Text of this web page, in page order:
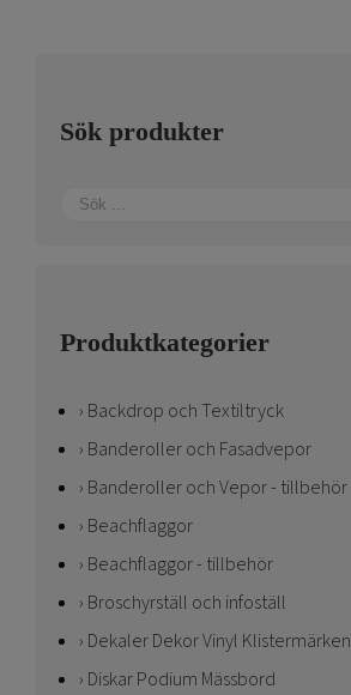
Sök produkter
Produktkategorier
Backdrop och Textiltryck
Banderoller och Fasadvepor
Banderoller och Vepor - tillbehör
Beachflaggor
Beachflaggor - tillbehör
Broschyrställ och infoställ
Dekaler Dekor Vinyl Klistermärken
Diskar Podium Mässbord